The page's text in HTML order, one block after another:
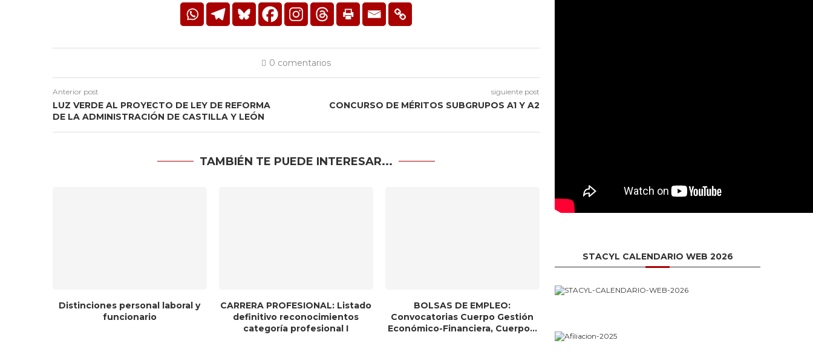
0 comentarios
Anterior post
LUZ VERDE AL PROYECTO DE LEY DE REFORMA
DE LA ADMINISTRACIÓN DE CASTILLA Y LEÓN
siguiente post
CONCURSO DE MÉRITOS SUBGRUPOS A1 Y A2
TAMBIÉN TE PUEDE INTERESAR...
Distinciones personal laboral y
funcionario
CARRERA PROFESIONAL: Listado
definitivo reconocimientos
categoría profesional I
BOLSAS DE EMPLEO:
Convocatorias Cuerpo Gestión
Económico-Financiera, Cuerpo...
STACYL CALENDARIO WEB 2026